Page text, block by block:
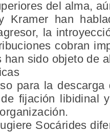
del alma,
Kramer han
la
cobran
han sido objeto de
para la
fijación libidinal
Socárides